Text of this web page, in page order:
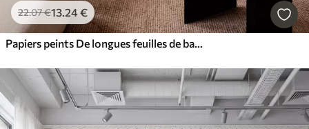
22.07€13.24€
Papiers peints De longues feuilles de bananier